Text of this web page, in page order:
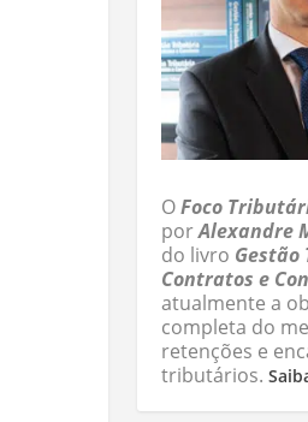
OFoco
porAlexandre
do livro
Contratos e
atualmente a
completa do
retenções e
tributários.